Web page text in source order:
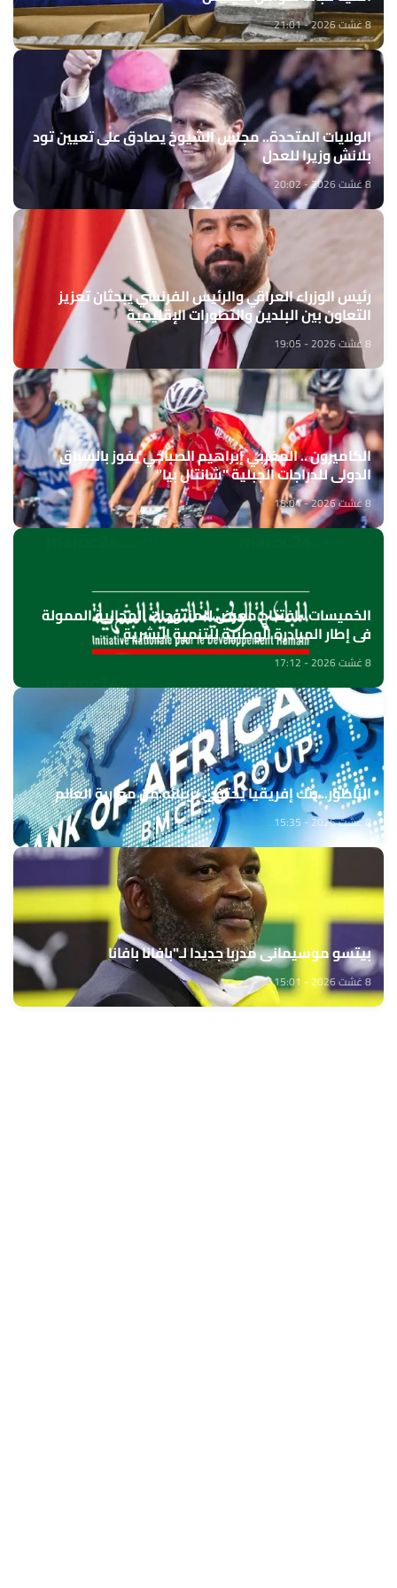
8 غشت 2026 - 21:01
الولايات المتحدة.. مجلس الشيوخ يصادق على تعيين تود
بلانش وزيرا للعدل
8 غشت 2026 - 20:02
رئيس الوزراء العراقي والرئيس الفرنسي يبحثان تعزيز
التعاون بين البلدين والتطورات الإقليمية
8 غشت 2026 - 19:05
الكاميرون .. المغربي إبراهيم الصباحي يفوز بالسباق
الدولي للدراجات الجبلية "شانتال بيا"
8 غشت 2026 - 18:04
الخميسات ..افتتاح معرض للمنتوجات المجالية الممولة
في إطار المبادرة الوطنية للتنمية البشرية
8 غشت 2026 - 17:12
الناظور.. بنك إفريقيا يحتفي بزبنائه من مغاربة العالم
8 غشت 2026 - 15:35
بيتسو موسيماني مدربا جديدا لـ"بافانا بافانا
8 غشت 2026 - 15:01